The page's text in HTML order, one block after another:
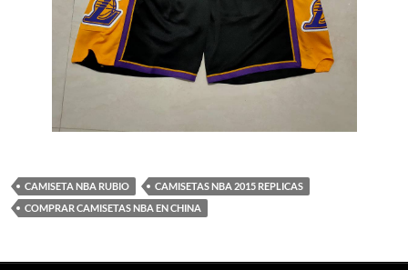
CAMISETA NBA RUBIO
CAMISETAS NBA 2015 REPLICAS
COMPRAR CAMISETAS NBA EN CHINA